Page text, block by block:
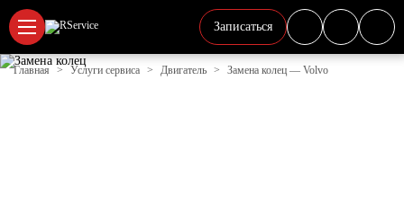
Записаться
Главная Услуги сервиса Двигатель Замена колец — Volvo